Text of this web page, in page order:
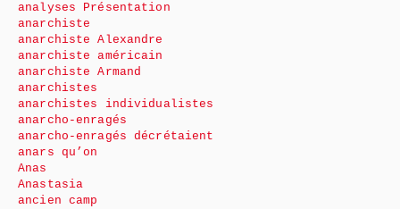
analyses Présentation
anarchiste
anarchiste Alexandre
anarchiste américain
anarchiste Armand
anarchistes
anarchistes individualistes
anarcho-enragés
anarcho-enragés décrétaient
anars qu’on
Anas
Anastasia
ancien camp